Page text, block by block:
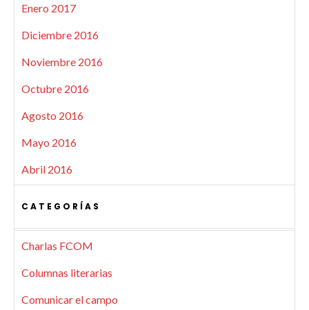
Enero 2017
Diciembre 2016
Noviembre 2016
Octubre 2016
Agosto 2016
Mayo 2016
Abril 2016
CATEGORÍAS
Charlas FCOM
Columnas literarias
Comunicar el campo